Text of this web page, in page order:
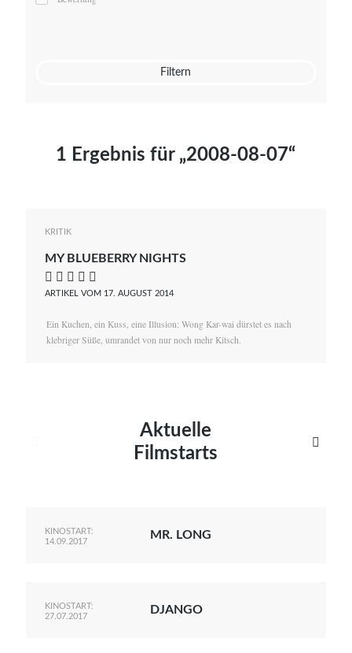
Mato von Vogelstein
Filtern
1 Ergebnis für „2008-08-07“
KRITIK
MY BLUEBERRY NIGHTS
    
ARTIKEL VOM 17. AUGUST 2014
Ein Kuchen, ein Kuss, eine Illusion: Wong Kar-wai dürstet es nach
klebriger Süße, umrandet von nur noch mehr Kitsch.
Aktuelle
Filmstarts

KINOSTART:
14.09.2017
MR. LONG
KINOSTART:
27.07.2017
DJANGO